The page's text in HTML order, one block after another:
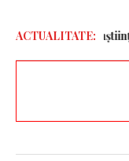
ACTUALITATE:
al